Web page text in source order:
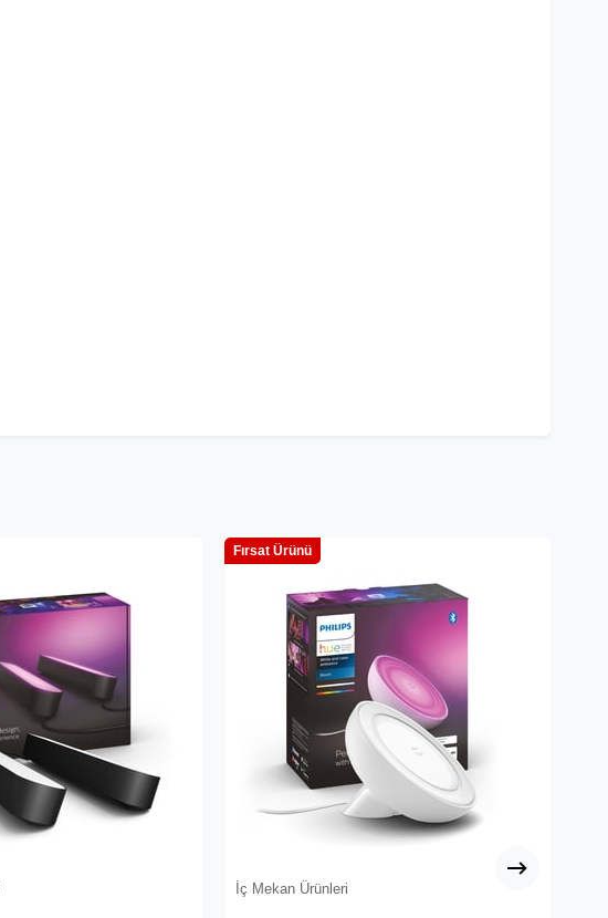
İç Mekan Ürünleri
Fırsat Ürünü